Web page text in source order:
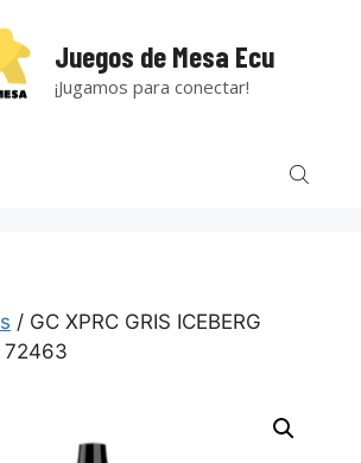
Juegos de Mesa Ecu
¡Jugamos para conectar!
/ GC XPRC GRIS ICEBERG
72463